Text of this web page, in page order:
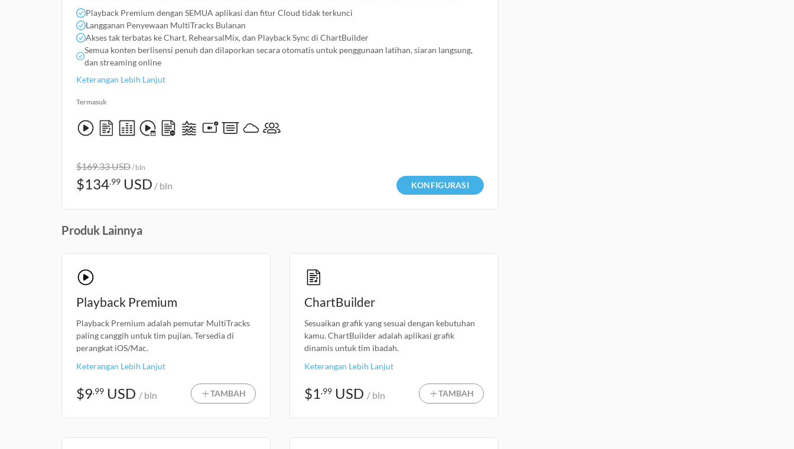
Playback Premium dengan SEMUA aplikasi dan fitur Cloud tidak terkunci
Langganan Penyewaan MultiTracks Bulanan
Akses tak terbatas ke Chart, RehearsalMix, dan Playback Sync di ChartBuilder
Semua konten berlisensi penuh dan dilaporkan secara otomatis untuk penggunaan latihan, siaran langsung,
dan streaming online
Keterangan Lebih Lanjut
Termasuk
$169.33USD/ bln
$134.99 USD / bln KONFIGURASI
Produk Lainnya
Playback Premium
Playback Premium adalah pemutar MultiTracks
paling canggih untuk tim pujian. Tersedia di
perangkat iOS/Mac.
Keterangan Lebih Lanjut
$9,99 USD / bln TAMBAH
ChartBuilder
Sesuaikan grafik yang sesuai dengan kebutuhan
kamu. ChartBuilder adalah aplikasi grafik
dinamis untuk tim ibadah.
Keterangan Lebih Lanjut
$1 ,99 USD / bln TAMBAH